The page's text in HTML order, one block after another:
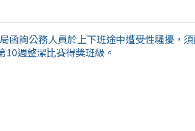
函詢公務人員於上下班途中遭受性騷擾，
10週整潔比賽得獎班級。